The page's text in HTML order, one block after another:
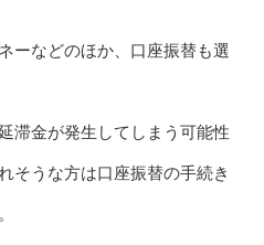
ーなどのほか、口座振替も選
滞金が発生してしまう可能性
そうな方は口座振替の手続き